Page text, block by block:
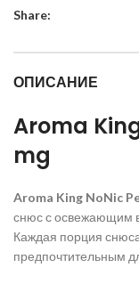
Share:
ОПИСАНИЕ
Aroma
mg
Aroma King NoNic
снюс с освежающим
Каждая порция
предпочтительным